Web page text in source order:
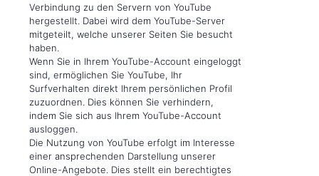
Verbindung zu den Servern von YouTube
hergestellt. Dabei wird dem YouTube-Server
mitgeteilt, welche unserer Seiten Sie besucht
haben.
Wenn Sie in Ihrem YouTube-Account eingeloggt
sind, ermöglichen Sie YouTube, Ihr
Surfverhalten direkt Ihrem persönlichen Profil
zuzuordnen. Dies können Sie verhindern,
indem Sie sich aus Ihrem YouTube-Account
ausloggen.
Die Nutzung von YouTube erfolgt im Interesse
einer ansprechenden Darstellung unserer
Online-Angebote. Dies stellt ein berechtigtes